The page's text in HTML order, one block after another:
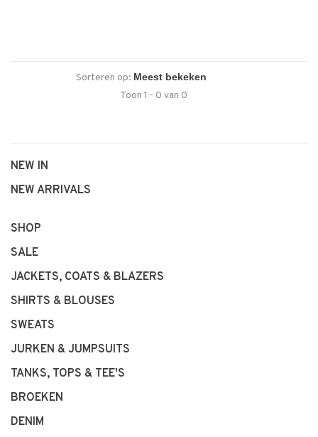
Sorteren op:
Toon 1 - 0 van 0
NEW IN
NEW ARRIVALS
SHOP
SALE
JACKETS, COATS & BLAZERS
SHIRTS & BLOUSES
SWEATS
JURKEN & JUMPSUITS
TANKS, TOPS & TEE'S
BROEKEN
DENIM